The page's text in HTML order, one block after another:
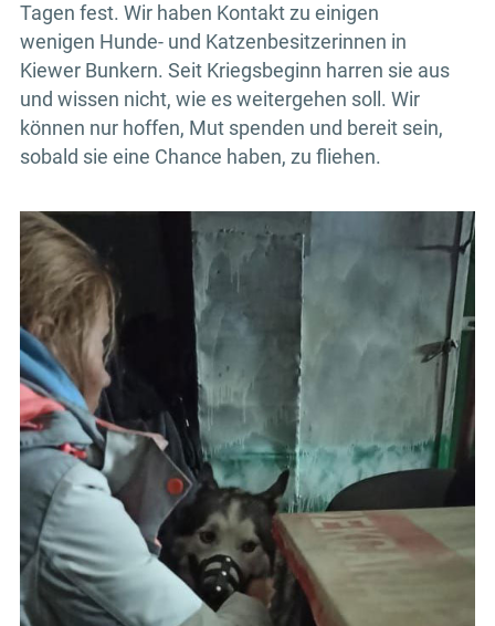
Tagen fest. Wir haben Kontakt zu einigen
wenigen Hunde- und Katzenbesitzerinnen in
Kiewer Bunkern. Seit Kriegsbeginn harren sie aus
und wissen nicht, wie es weitergehen soll. Wir
können nur hoffen, Mut spenden und bereit sein,
sobald sie eine Chance haben, zu fliehen.